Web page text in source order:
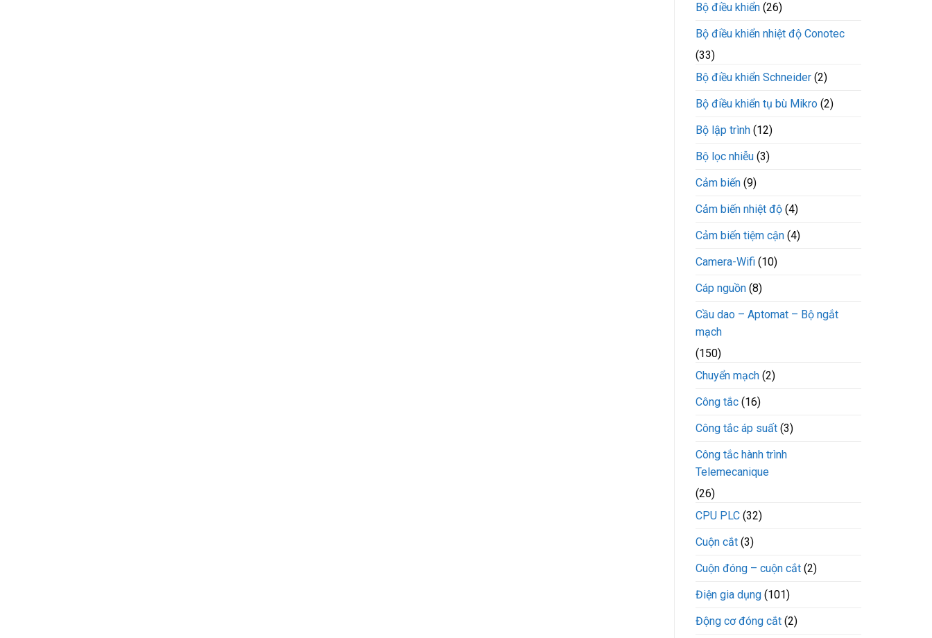
Bộ điều khiển (26)
Bộ điều khiển nhiệt độ Conotec
(33)
Bộ điều khiển Schneider (2)
Bộ điều khiển tụ bù Mikro (2)
Bộ lập trình (12)
Bộ lọc nhiễu (3)
Cảm biến (9)
Cảm biến nhiệt độ (4)
Cảm biến tiệm cận (4)
Camera-Wifi (10)
Cáp nguồn (8)
Cầu dao – Aptomat – Bộ ngắt
mạch
(150)
Chuyển mạch (2)
Công tắc (16)
Công tắc áp suất (3)
Công tắc hành trình
Telemecanique
(26)
CPU PLC (32)
Cuộn cắt (3)
Cuộn đóng – cuộn cắt (2)
Điện gia dụng (101)
Động cơ đóng cắt (2)